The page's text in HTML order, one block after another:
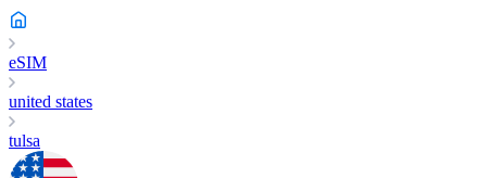
eSIM
united states
tulsa